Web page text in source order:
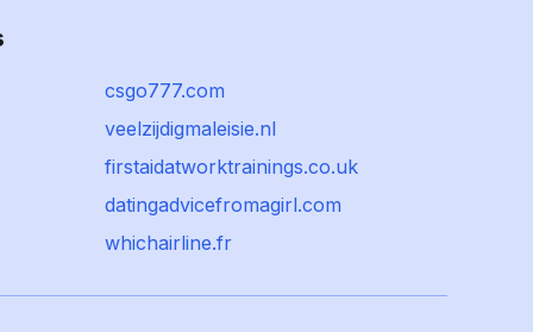
csgo777.com
veelzijdigmaleisie.nl
firstaidatworktrainings.co.uk
datingadvicefromagirl.com
whichairline.fr